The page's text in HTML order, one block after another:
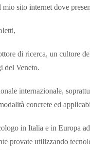
sito internet dove
di ricerca, un cultore
del Veneto.
internazionale,
concrete ed
in Italia e in Europa
provate utilizzando